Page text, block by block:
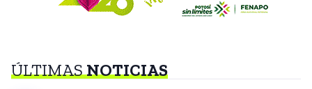
ÚLTIMASNOTICIAS